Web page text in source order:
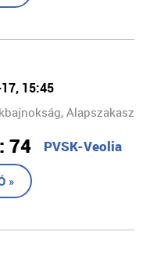
15:45
Alapszakasz
74 PVSK-Veolia
»